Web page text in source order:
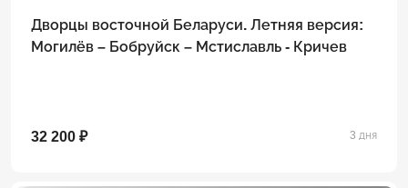
Дворцы восточной Беларуси. Летняя версия:
Могилёв – Бобруйск – Мстиславль - Кричев
32 200 ₽ 3 дня